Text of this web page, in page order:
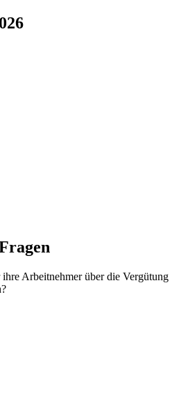
Arbeitnehmer über die Vergütung